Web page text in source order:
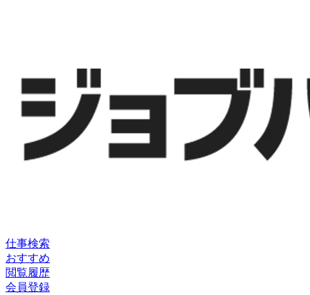
仕事検索
おすすめ
閲覧履歴
会員登録